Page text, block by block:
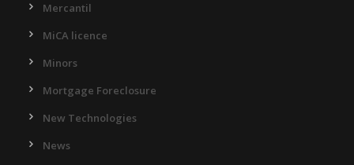
Mercantil
MiCA licence
Minors
Mortgage Foreclosure
New Technologies
News